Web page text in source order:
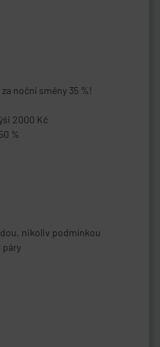
noční směny 35 %!
2000 Kč
%
nikoliv podmínkou
páry